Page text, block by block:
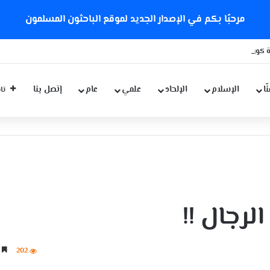
مرحبًا بكم في الإصدار الجديد لموقع الباحثون المسلمون
الجديدة
الإسلام الإلحاد علمي عام إتصل بنا
!!
202 4 دقائق